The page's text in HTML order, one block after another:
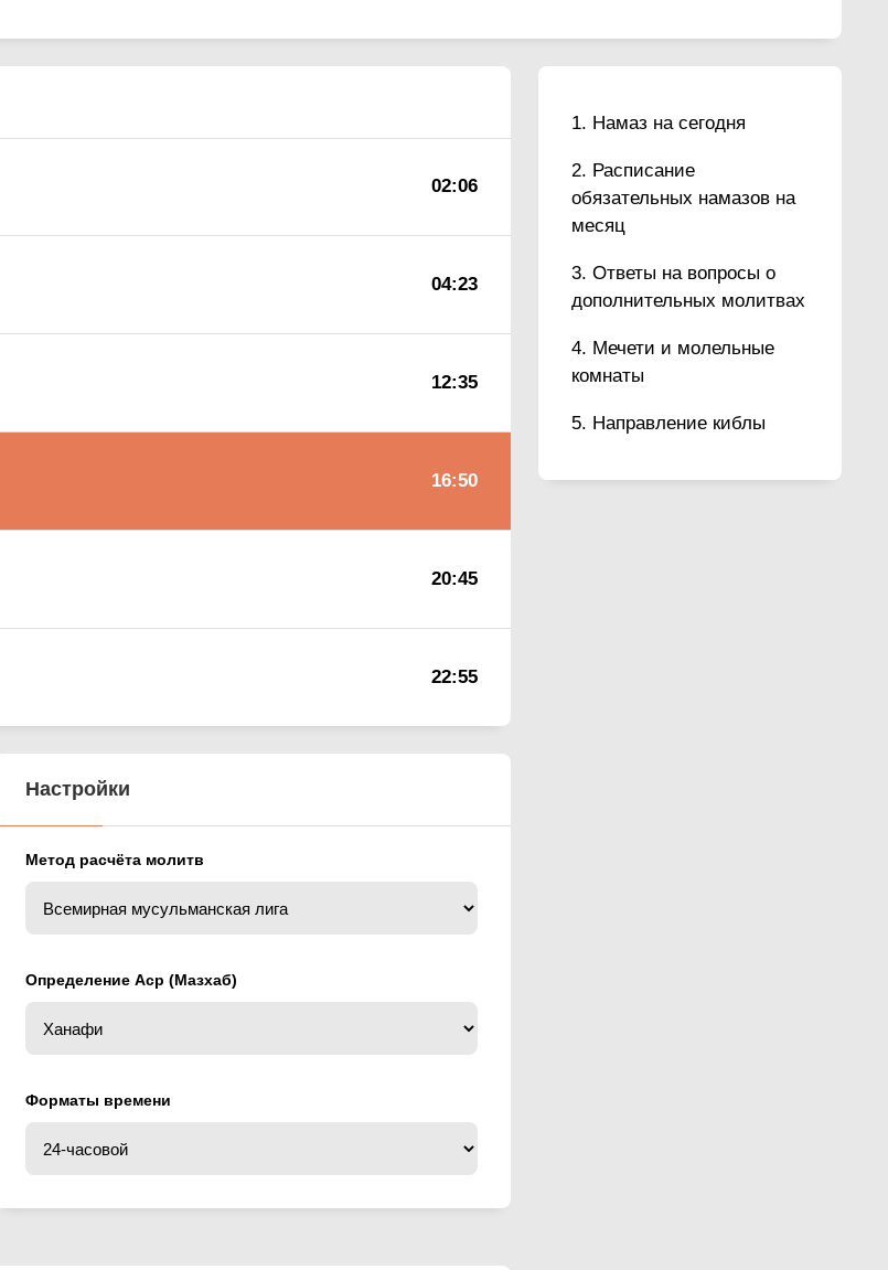
Намаз на сегодня
Расписание
обязательных намазов на
месяц
Ответы на вопросы о
дополнительных молитвах
Мечети и молельные
комнаты
Направление киблы
02:06
04:23
12:35
16:50
20:45
22:55
Настройки
Метод расчёта молитв
Определение Аср (Мазхаб)
Форматы времени